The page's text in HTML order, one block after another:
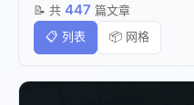
📝 共 447 篇文章
📋 列表 📦 网格